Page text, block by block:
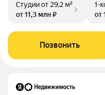
Студииот 29,2 м²
от 11,3 млн ₽
1-
от
Позвонить